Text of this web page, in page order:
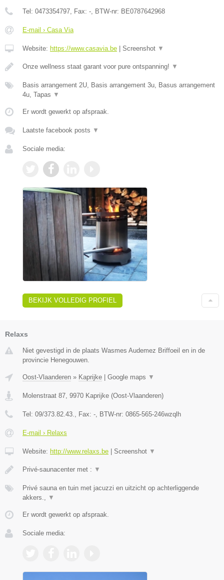
Tel: 0473354797, Fax: -, BTW-nr: BE0787642968
E-mail › Casa Via
Website: https://www.casavia.be Screenshot ▼
Onze wellness staat garant voor pure ontspanning! ▼
Basis arrangement 2U, Basis arrangement 3u, Basus arrangement
4u, Tapas ▼
Er wordt gewerkt op afspraak.
Laatste facebook posts ▼
Sociale media:
BEKIJK VOLLEDIG PROFIEL
Relaxs
Niet gevestigd in de plaats Wasmes Audemez Briffoeil en in de
provincie Henegouwen.
Oost-Vlaanderen » Kaprijke | Google maps ▼
Molenstraat 87 9970 Kaprijke (Oost-Vlaanderen)
Tel: 09/373.82.43. , Fax: - , BTW-nr: 0865-565-246wzqlh
E-mail › Relaxs
Website: http://www.relaxs.be | Screenshot ▼
Privé-saunacenter met : ▼
Privé sauna en tuin met jacuzzi en uitzicht op achterliggende
akkers.,
▼
Er wordt gewerkt op afspraak.
Sociale media: